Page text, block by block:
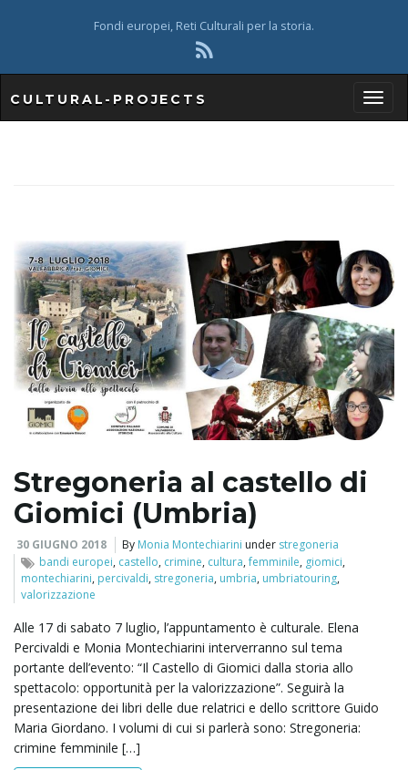
Fondi europei, Reti Culturali per la storia.
g
g
l
CULTURAL-PROJECTS
Stregoneria al castello di
Giomici (Umbria)
30 GIUGNO 2018 By Monia Montechiarini under stregoneria
bandi europei, castello, crimine, cultura,femminile, giomici,
montechiarini, percivaldi, stregoneria, umbria, umbriatouring,
valorizzazione
Alle 17 di sabato 7 luglio, l’appuntamento è culturale. Elena
Percivaldi e ​Monia ​Montechiarini interverranno sul tema
portante dell’evento: “Il Castello di Giomici dalla storia allo
spettacolo: opportunità per la valorizzazione”. Seguirà la
presentazione dei libri delle due relatrici e dello scrittore Guido
Maria Giordano. I volumi di cui si parlerà sono: Stregoneria:
crimine femminile […]